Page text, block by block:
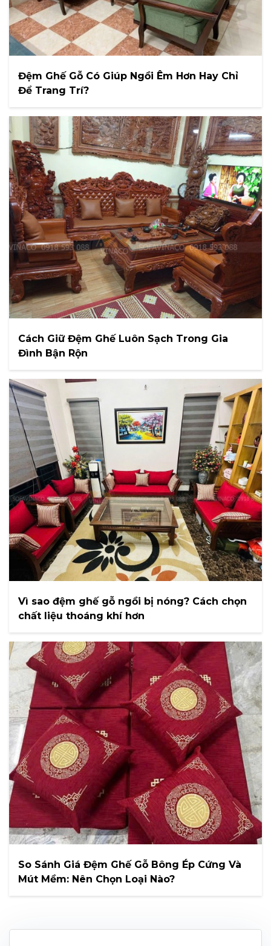
Đệm Ghế Gỗ Có Giúp Ngồi Êm Hơn Hay Chỉ
Để Trang Trí?
Cách Giữ Đệm Ghế Luôn Sạch Trong Gia
Đình Bận Rộn
Vì sao đệm ghế gỗ ngồi bị nóng? Cách chọn
chất liệu thoáng khí hơn
So Sánh Giá Đệm Ghế Gỗ Bông Ép Cứng Và
Mút Mềm: Nên Chọn Loại Nào?